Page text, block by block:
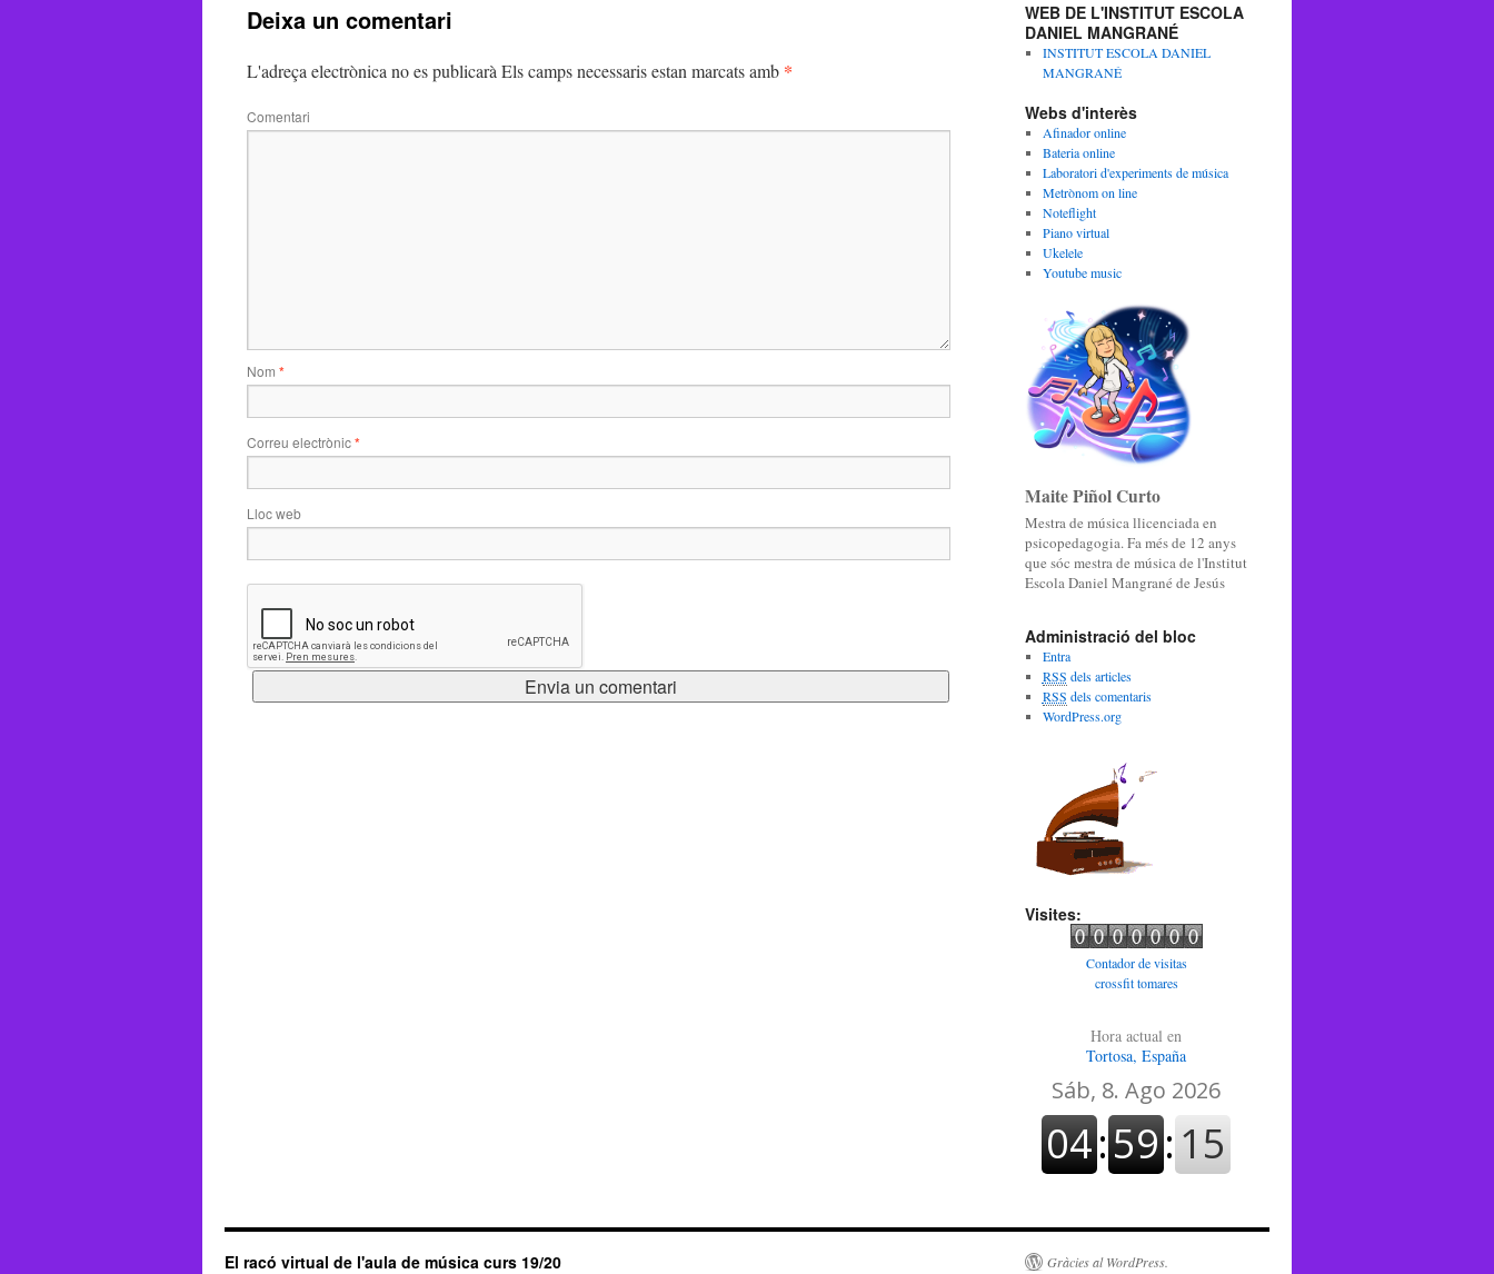
Deixa un comentari
L'adreça electrònica no es publicarà Els camps necessaris estan marcats amb *
Comentari
Nom *
Correu electrònic*
Lloc web
WEB DE L'INSTITUT ESCOLA
DANIEL MANGRANÉ
INSTITUT ESCOLA DANIEL
MANGRANÉ
Webs d'interès
Afinador online
Bateria online
Laboratori d'experiments de música
Metrònom on line
Noteflight
Piano virtual
Ukelele
Youtube music
Maite Piñol Curto
Mestra de música llicenciada en
psicopedagogia. Fa més de 12 anys
que sóc mestra de música de l'Institut
Escola Daniel Mangrané de Jesús
Administració del bloc
Entra
RSS dels articles
RSS dels comentaris
WordPress.org
Visites:
Contador de visitas
crossfit tomares
Hora actual en
Tortosa, España
El racó virtual de l'aula de música curs 19/20 Gràcies al WordPress.